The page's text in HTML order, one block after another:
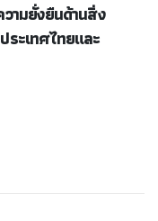
ามยั่งยืนด้านสิ่ง
ระเทศไทยและ